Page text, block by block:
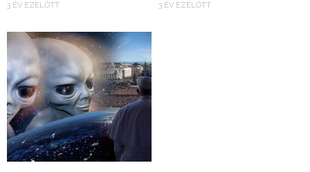
3 ÉV EZELŐTT 3 ÉV EZELŐTT